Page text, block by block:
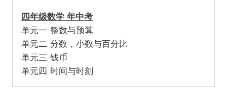
四年级数学 年中考
单元一 整数与预算
单元二 分数，小数与百分比
单元三 钱币
单元四 时间与时刻